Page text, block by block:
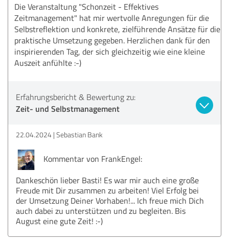
Die Veranstaltung "Schonzeit - Effektives
Zeitmanagement" hat mir wertvolle Anregungen für die
Selbstreflektion und konkrete, zielführende Ansätze für die
praktische Umsetzung gegeben. Herzlichen dank für den
inspirierenden Tag, der sich gleichzeitig wie eine kleine
Auszeit anfühlte :-)
Erfahrungsbericht & Bewertung zu:
Zeit- und Selbstmanagement
22.04.2024 Sebastian Bank
Kommentar von FrankEngel:
Dankeschön lieber Basti! Es war mir auch eine große
Freude mit Dir zusammen zu arbeiten! Viel Erfolg bei
der Umsetzung Deiner Vorhaben!... Ich freue mich Dich
auch dabei zu unterstützen und zu begleiten. Bis
August eine gute Zeit! :-)